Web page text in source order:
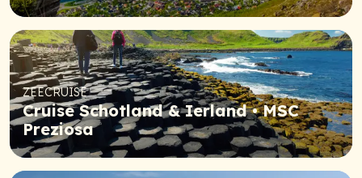
ZEECRUISE
Cruise Schotland & Ierland • MSC
Preziosa